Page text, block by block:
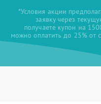
*Условия акции
заявку через
получаете купон на
можно оплатить до 25% от